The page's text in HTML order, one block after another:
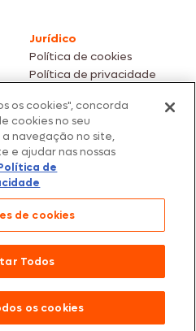
Jurídico
Política de cookies
Política de privacidade
válidas enquanto durarem os
sujeitas a análise e confirmação
de pagamento são válidos
em nossos parceiros.
disponibilidade de estoque.
os cookies", concorda
cookies no seu
navegação no site,
e ajudar nas nossas
de
de cookies
Todos
os cookies